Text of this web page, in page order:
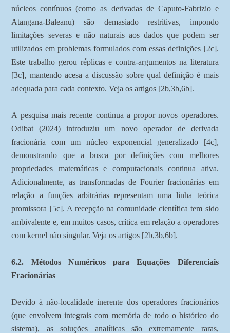
núcleos contínuos (como as derivadas de Caputo-Fabrizio e
Atangana-Baleanu) são demasiado restritivas, impondo
limitações severas e não naturais aos dados que podem ser
utilizados em problemas formulados com essas definições [2c].
Este trabalho gerou réplicas e contra-argumentos na literatura
[3c], mantendo acesa a discussão sobre qual definição é mais
adequada para cada contexto. Veja os artigos [2b,3b,6b].
A pesquisa mais recente continua a propor novos operadores.
Odibat (2024) introduziu um novo operador de derivada
fracionária com um núcleo exponencial generalizado [4c],
demonstrando que a busca por definições com melhores
propriedades matemáticas e computacionais continua ativa.
Adicionalmente, as transformadas de Fourier fracionárias em
relação a funções arbitrárias representam uma linha teórica
promissora [5c]. A recepção na comunidade científica tem sido
ambivalente e, em muitos casos, crítica em relação a operadores
com kernel não singular. Veja os artigos [2b,3b,6b].
6.2. Métodos Numéricos para Equações Diferenciais
Fracionárias
Devido à não-localidade inerente dos operadores fracionários
(que envolvem integrais com memória de todo o histórico do
sistema), as soluções analíticas são extremamente raras,